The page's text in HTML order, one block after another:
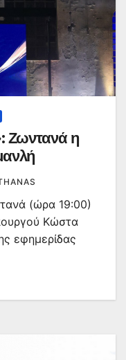
Ζωντανά η
(ώρα 19:00)
Κώστα
εφημερίδας